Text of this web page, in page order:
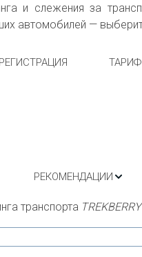
и слежения за
автомобилей —
РЕГИСТРАЦИЯ ТАРИФ
РЕКОМЕНДАЦИИ
транспорта TREKBERRY